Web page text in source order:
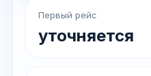
Первый рейс
уточняется